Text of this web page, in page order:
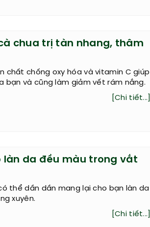
chua trị tàn nhang, thâm
chất chống oxy hóa và vitamin C giúp
bạn và cũng làm giảm vết rám nắng.
[Chi tiết...]
làn da đều màu trong vắt
thể dần dần mang lại cho bạn làn da
xuyên.
[Chi tiết...]